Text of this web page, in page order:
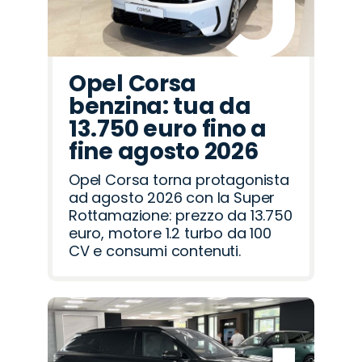
Opel Corsa
benzina: tua da
13.750 euro fino a
fine agosto 2026
Opel Corsa torna protagonista
ad agosto 2026 con la Super
Rottamazione: prezzo da 13.750
euro, motore 1.2 turbo da 100
CV e consumi contenuti.